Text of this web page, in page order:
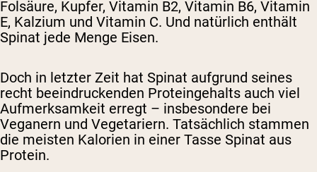
Folsäure, Kupfer, Vitamin B2, Vitamin B6, Vitamin
E, Kalzium und Vitamin C. Und natürlich enthält
Spinat jede Menge Eisen.
Doch in letzter Zeit hat Spinat aufgrund seines
recht beeindruckenden Proteingehalts auch viel
Aufmerksamkeit erregt – insbesondere bei
Veganern und Vegetariern. Tatsächlich stammen
die meisten Kalorien in einer Tasse Spinat aus
Protein.